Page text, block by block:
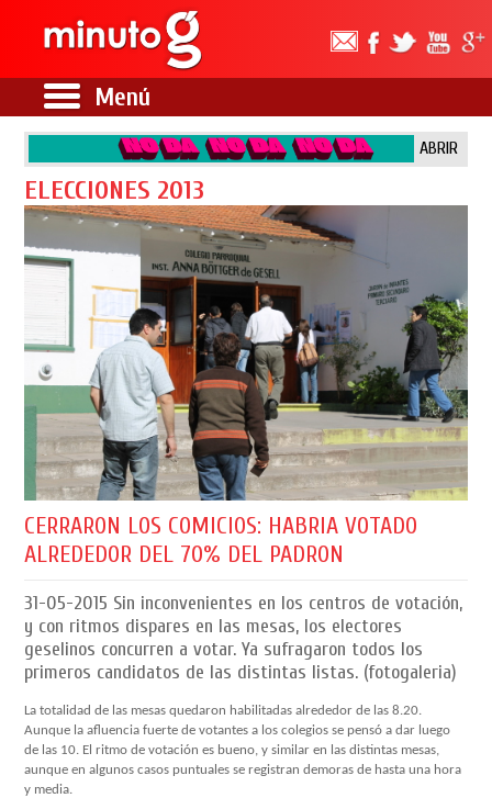
Menú
ABRIR
ELECCIONES 2013
CERRARON LOS COMICIOS: HABRIA VOTADO
ALREDEDOR DEL 70% DEL PADRON
31-05-2015 Sin inconvenientes en los centros de votación,
y con ritmos dispares en las mesas, los electores
geselinos concurren a votar. Ya sufragaron todos los
primeros candidatos de las distintas listas. (fotogaleria)
La totalidad de las mesas quedaron habilitadas alrededor de las 8.20.
Aunque la afluencia fuerte de votantes a los colegios se pensó a dar luego
de las 10. El ritmo de votación es bueno, y similar en las distintas mesas,
aunque en algunos casos puntuales se registran demoras de hasta una hora
y media.